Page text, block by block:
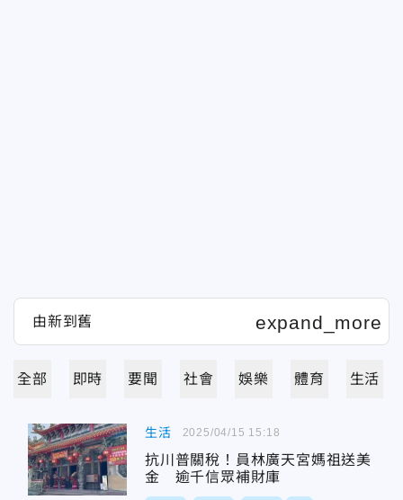
全部 即時 要聞 社會 娛樂 體育 生活
生活
抗川普關稅！員林廣天宮媽祖送美
金 逾千信眾補財庫
2025/04/15 15:18